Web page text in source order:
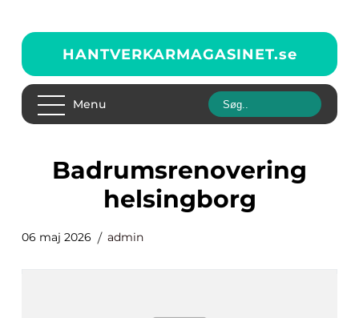
HANTVERKARMAGASINET.se
Menu
badrumsrenovering
helsingborg
06 maj 2026 admin